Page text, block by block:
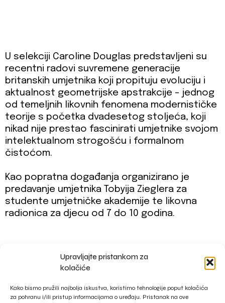
Upravljajte pristankom za
kolačiće
Kako bismo pružili najbolja iskustva, koristimo tehnologije poput kolačića
za pohranu i/ili pristup informacijama o uređaju. Pristanak na ove
U selekciji Caroline Douglas predstavljeni su
recentni radovi suvremene generacije
britanskih umjetnika koji propituju evoluciju i
aktualnost geometrijske apstrakcije - jednog
od temeljnih likovnih fenomena modernističke
teorije s početka dvadesetog stoljeća, koji
nikad nije prestao fascinirati umjetnike svojom
intelektualnom strogošću i formalnom
čistoćom.
Kao popratna događanja organizirano je
predavanje umjetnika Tobyija Zieglera za
studente umjetničke akademije te likovna
radionica za djecu od 7 do 10 godina.
impressum
privacy policy